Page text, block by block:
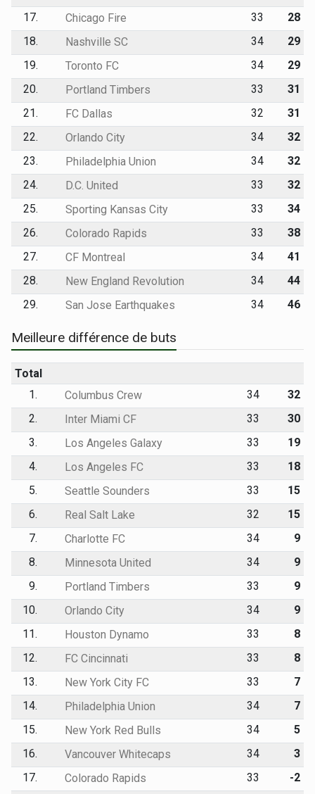
17.
Chicago Fire 33
28
18.
Nashville SC 34
29
19.
Toronto FC 34
29
20.
Portland Timbers 33
31
21.
FC Dallas 32
31
22.
Orlando City 34
32
23.
Philadelphia Union 34
32
24.
D.C. United 33
32
25.
Sporting Kansas City 33
34
26.
Colorado Rapids 33
38
27.
CF Montreal 34
41
28.
New England Revolution 34
44
29.
San Jose Earthquakes 34 46
Meilleure différence de buts
Total
1.
Columbus Crew 34
32
2.
Inter Miami CF 33
30
3.
Los Angeles Galaxy 33
19
4.
Los Angeles FC 33
18
5.
Seattle Sounders 33
15
6.
Real Salt Lake 32
15
7.
Charlotte FC 34
9
8.
Minnesota United 34
9
9.
Portland Timbers 33
9
10.
Orlando City 34
9
11.
Houston Dynamo 33
8
12.
FC Cincinnati 33
8
13.
New York City FC 33
7
14.
Philadelphia Union 34
7
15.
New York Red Bulls 34
5
16.
Vancouver Whitecaps 34
3
17.
Colorado Rapids 33
-2